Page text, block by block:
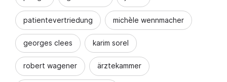
patientevertriedung michèle wennmacher
georges clees karim sorel
robert wagener ärztekammer